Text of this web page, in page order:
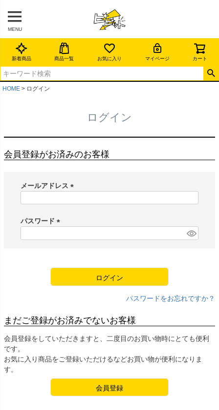
MENU
新着商品 商品一覧 お気に入り マイページ カート
HOME ログイン
ログイン
会員登録がお済みのお客様
メールアドレス
)
パスワード
ログイン
パスワードをお忘れですか？
まだご登録がお済みでないお客様
会員登録をしていただきますと、二度目のお買い物時にとても便利
です。
お気に入り商品をご登録いただけるなどお買い物が便利になりま
す。
会員登録